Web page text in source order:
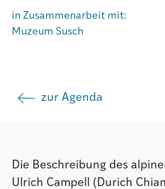
in Zusammenarbeit mit:
Muzeum Susch
zur Agenda
Die Beschreibung des
Ulrich Campell (Durich